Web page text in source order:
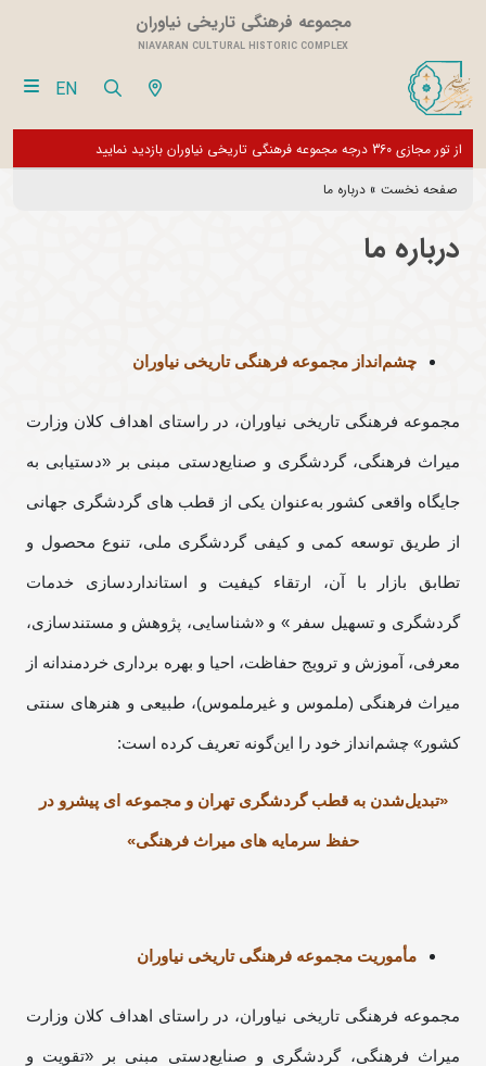
مجموعه فرهنگی تاریخی نیاوران
NIAVARAN CULTURAL HISTORIC COMPLEX
EN
از تور مجازی 360 درجه مجموعه فرهنگی تاریخی نیاوران بازدید نماییدگرامی، موزه های این مجموعه تا اطلاع ثانوی تعطیل می باشد و فقط
فعال است
صفحه نخست » درباره ما
درباره ما
چشم‌انداز مجموعه فرهنگی تاریخی نیاوران
مجموعه فرهنگی تاریخی نیاوران، در راستای اهداف کلان وزارت
میراث فرهنگی، گردشگری و صنایع‌دستی مبنی بر «دستیابی به
جایگاه واقعی کشور به‌عنوان یکی از قطب­ های گردشگری جهانی
از طریق توسعه کمی و کیفی گردشگری ملی، تنوع محصول و
تطابق بازار با آن، ارتقاء کیفیت و استانداردسازی خدمات
گردشگری و تسهیل سفر » و «شناسایی، پژوهش و مستند­سازی،
معرفی، آموزش و ترویج حفاظت، احیا و بهره برداری خردمندانه از
میراث فرهنگی (ملموس و غیرملموس)، طبیعی و هنرهای سنتی
کشور» چشم‌انداز خود را این‌گونه تعریف کرده است:
«تبدیل‌شدن به قطب گردشگری تهران و مجموعه ای پیشرو در
حفظ سرمایه های میراث فرهنگی»
مأموریت مجموعه فرهنگی تاریخی نیاوران
مجموعه فرهنگی تاریخی نیاوران، در راستای اهداف کلان وزارت
میراث فرهنگی، گردشگری و صنایع‌دستی مبنی بر «تقویت و